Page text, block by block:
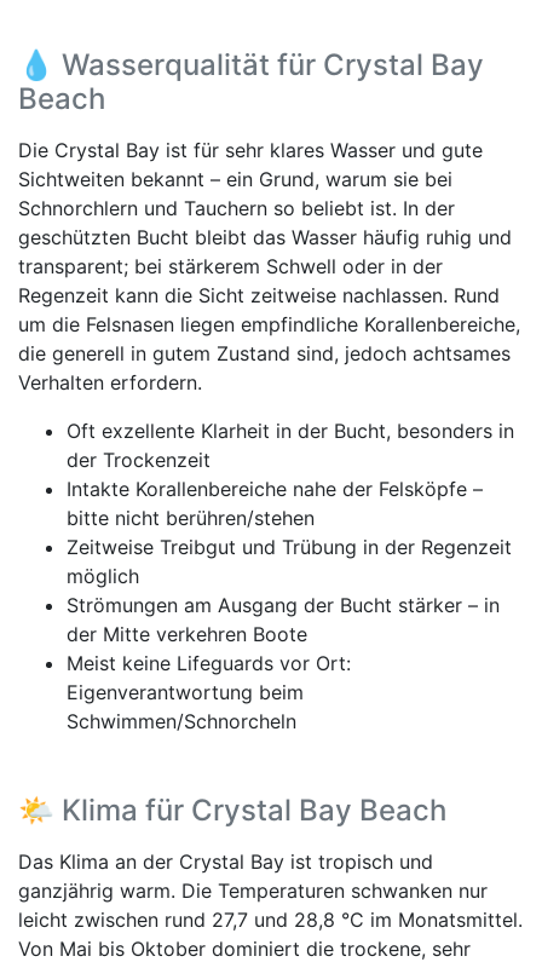
💧 Wasserqualität für Crystal Bay
Beach
Die Crystal Bay ist für sehr klares Wasser und gute
Sichtweiten bekannt – ein Grund, warum sie bei
Schnorchlern und Tauchern so beliebt ist. In der
geschützten Bucht bleibt das Wasser häufig ruhig und
transparent; bei stärkerem Schwell oder in der
Regenzeit kann die Sicht zeitweise nachlassen. Rund
um die Felsnasen liegen empfindliche Korallenbereiche,
die generell in gutem Zustand sind, jedoch achtsames
Verhalten erfordern.
Oft exzellente Klarheit in der Bucht, besonders in
der Trockenzeit
Intakte Korallenbereiche nahe der Felsköpfe –
bitte nicht berühren/stehen
Zeitweise Treibgut und Trübung in der Regenzeit
möglich
Strömungen am Ausgang der Bucht stärker – in
der Mitte verkehren Boote
Meist keine Lifeguards vor Ort:
Eigenverantwortung beim
Schwimmen/Schnorcheln
🌤️ Klima für Crystal Bay Beach
Das Klima an der Crystal Bay ist tropisch und
ganzjährig warm. Die Temperaturen schwanken nur
leicht zwischen rund 27,7 und 28,8 °C im Monatsmittel.
Von Mai bis Oktober dominiert die trockene, sehr